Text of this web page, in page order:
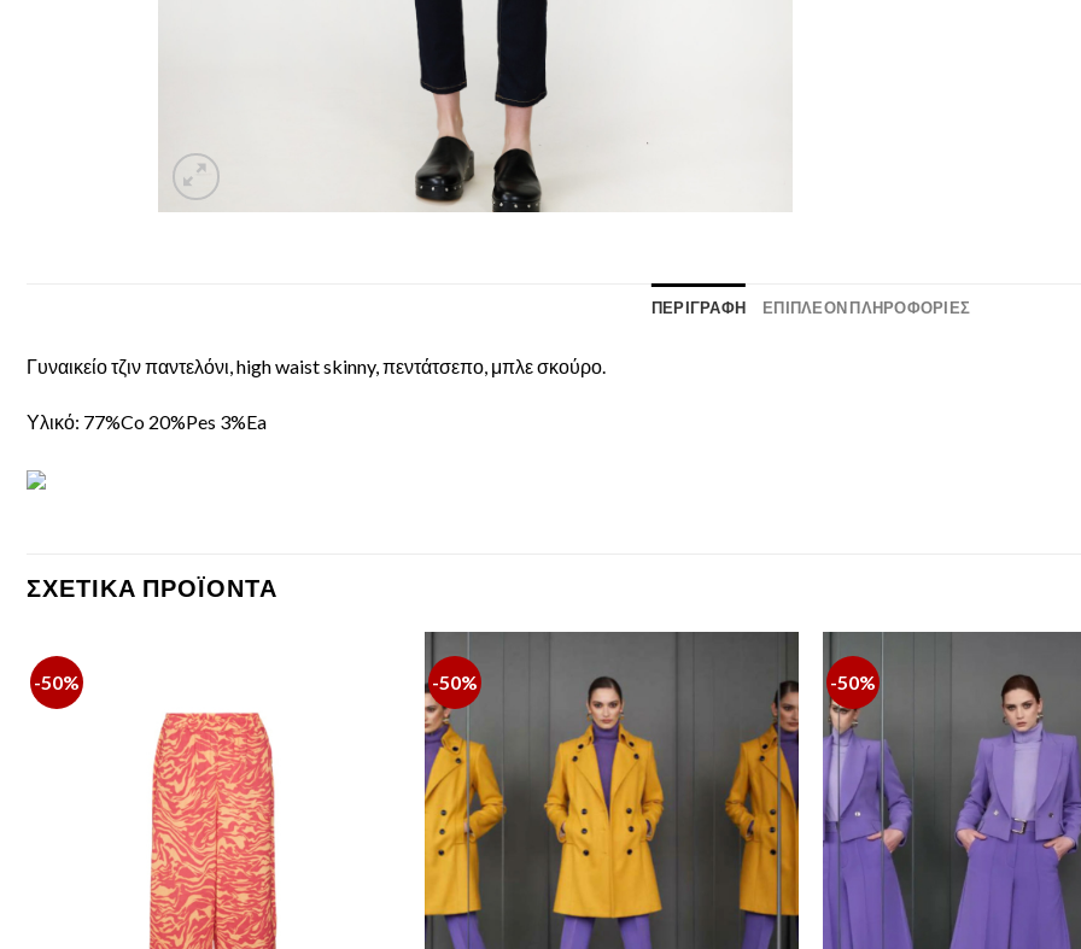
ΠΕΡΙΓΡΑΦΉ ΕΠΙΠΛΈΟΝ ΠΛΗΡΟΦΟΡΊΕΣ
Γυναικείο τζιν παντελόνι, high waist skinny, πεντάτσεπο, μπλε σκούρο.
Υλικό: 77%Co 20%Pes 3%Ea
ΣΧΕΤΙΚΆ ΠΡΟΪΌΝΤΑ
-50% -50% -50%